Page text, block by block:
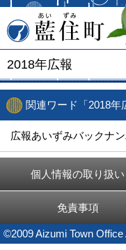
2018年広報
関連ワード「2018年
広報あいずみバックナ
個人情報の取り扱い
免責事項
©2009 Aizumi Town